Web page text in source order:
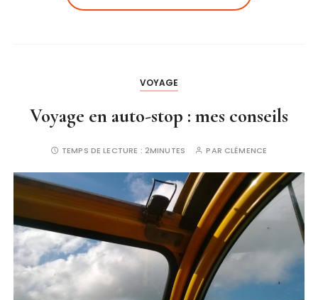
VOYAGE
Voyage en auto-stop : mes conseils
TEMPS DE LECTURE : 2MINUTES PAR CLÉMENCE